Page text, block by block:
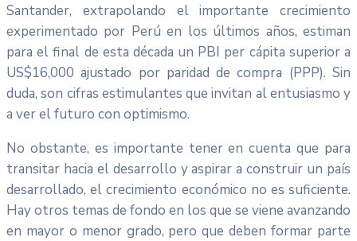
Santander, extrapolando el importante crecimiento
experimentado por Perú en los últimos años, estiman
para el final de esta década un PBI per cápita superior a
US$16,000 ajustado por paridad de compra (PPP). Sin
duda, son cifras estimulantes que invitan al entusiasmo y
a ver el futuro con optimismo.
No obstante, es importante tener en cuenta que para
transitar hacia el desarrollo y aspirar a construir un país
desarrollado, el crecimiento económico no es suficiente.
Hay otros temas de fondo en los que se viene avanzando
en mayor o menor grado, pero que deben formar parte